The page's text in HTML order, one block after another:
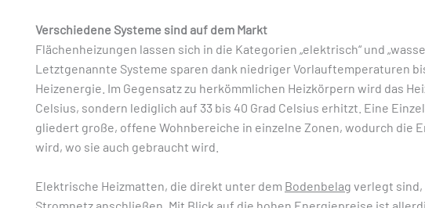
Verschiedene Systeme sind auf dem Markt
Flächenheizungen lassen sich in die Kategorien „elektrisch“ und
Letztgenannte Systeme sparen dank niedriger Vorlauftemperaturen
Heizenergie. Im Gegensatz zu herkömmlichen Heizkörpern wird das
Celsius, sondern lediglich auf 33 bis 40 Grad Celsius erhitzt. Eine
gliedert große, offene Wohnbereiche in einzelne Zonen, wodurch die
wird, wo sie auch gebraucht wird.
Elektrische Heizmatten, die direkt unter dem Bodenbelag verlegt sind,